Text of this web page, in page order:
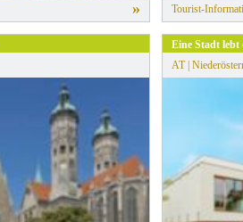
» Tourist-
Eine Stadt lebt
AT |